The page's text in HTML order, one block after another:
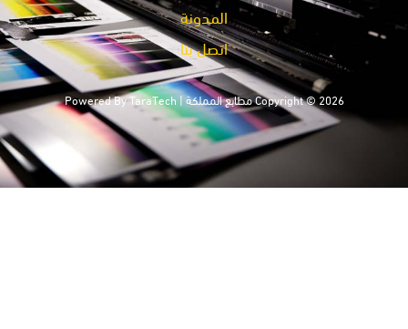
المدونة
اتصل بنا
Copyright © 2026 مطابع المملكة | Powered By TaraTech